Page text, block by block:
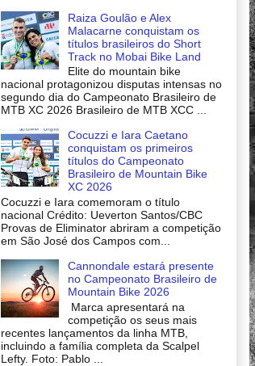
Raiza Goulão e Alex
Malacarne conquistam os
títulos brasileiros do Short
Track no Mobai Bike Land
Elite do mountain bike
nacional protagonizou disputas intensas no
segundo dia do Campeonato Brasileiro de
MTB XC 2026 Brasileiro de MTB XCC ...
Cocuzzi e Iara Caetano
conquistam os primeiros
títulos do Campeonato
Brasileiro de Mountain Bike
XC 2026
Cocuzzi e Iara comemoram o título
nacional Crédito: Ueverton Santos/CBC
Provas de Eliminator abriram a competição
em São José dos Campos com...
Cannondale estará presente
no Campeonato Brasileiro de
Mountain Bike 2026
Marca apresentará na
competição os seus mais
recentes lançamentos da linha MTB,
incluindo a família completa da Scalpel
Lefty. Foto: Pablo ...